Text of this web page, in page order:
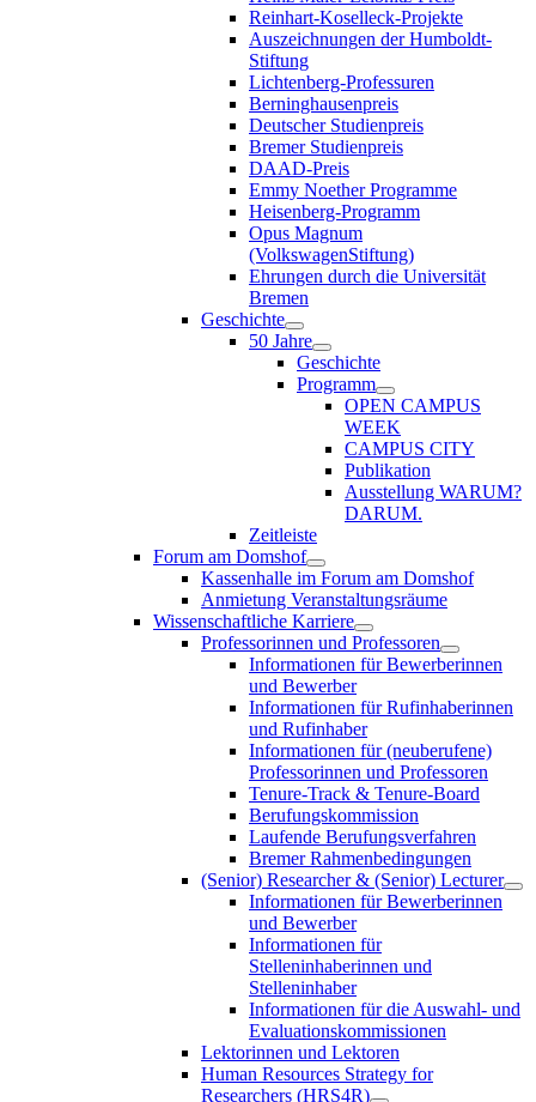
Reinhart-Koselleck-Projekte
Auszeichnungen der Humboldt-
Stiftung
Lichtenberg-Professuren
Berninghausenpreis
Deutscher Studienpreis
Bremer Studienpreis
DAAD-Preis
Emmy Noether Programme
Heisenberg-Programm
Opus Magnum
(VolkswagenStiftung)
Ehrungen durch die Universität
Bremen
Geschichte
50 Jahre
Geschichte
Programm
OPEN CAMPUS
WEEK
CAMPUS CITY
Publikation
Ausstellung WARUM?
DARUM.
Zeitleiste
Forum am Domshof
Kassenhalle im Forum am Domshof
Anmietung Veranstaltungsräume
Wissenschaftliche Karriere
Professorinnen und Professoren
Informationen für Bewerberinnen
und Bewerber
Informationen für Rufinhaberinnen
und Rufinhaber
Informationen für (neuberufene)
Professorinnen und Professoren
Tenure-Track & Tenure-Board
Berufungskommission
Laufende Berufungsverfahren
Bremer Rahmenbedingungen
(Senior) Researcher & (Senior) Lecturer
Informationen für Bewerberinnen
und Bewerber
Informationen für
Stelleninhaberinnen und
Stelleninhaber
Informationen für die Auswahl- und
Evaluationskommissionen
Lektorinnen und Lektoren
Human Resources Strategy for
Researchers (HRS4R)